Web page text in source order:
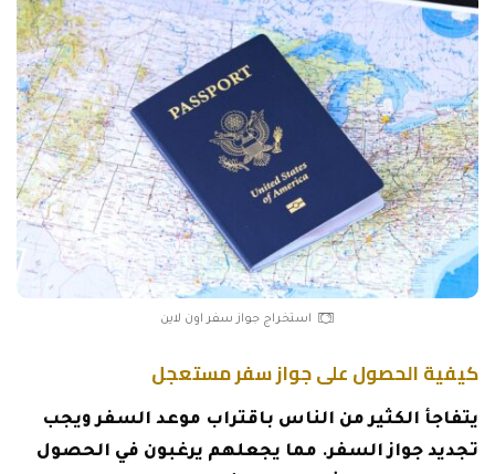
استخراج جواز سفر اون لاين
كيفية الحصول على جواز سفر مستعجل
يتفاجأ الكثير من الناس باقتراب موعد السفر ويجب
تجديد جواز السفر. مما يجعلهم يرغبون في الحصول